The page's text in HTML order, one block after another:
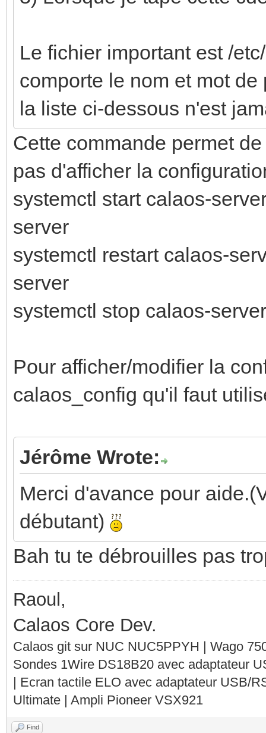
Le fichier important est /
comporte le nom et mot de
la liste ci-dessous n'est
Cette commande permet
pas d'afficher la
systemctl start calaos-
server
systemctl restart calaos-
server
systemctl stop calaos-
Pour afficher/modifier la
calaos_config qu'il faut
Jérôme Wrote:
Merci d'avance pour
débutant)
Bah tu te débrouilles pas
Raoul,
Calaos Core Dev.
Calaos git sur NUC NUC5PPYH | Wago
Sondes 1Wire DS18B20 avec adaptateur
| Ecran tactile ELO avec adaptateur USB/
Ultimate | Ampli Pioneer VSX921
Find